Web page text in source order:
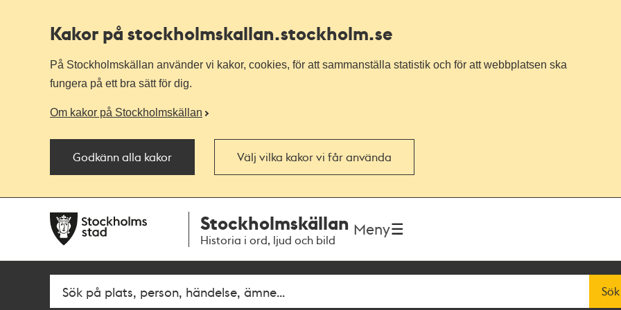
Kakor på stockholmskallan.stockholm.se
På Stockholmskällan använder vi kakor, cookies, för att sammanställa statistik och för att webbplatsen ska
fungera på ett bra sätt för dig.
Om kakor på Stockholmskällan
Godkänn alla kakor Välj vilka kakor vi får använda
navigationen
huvudinnehållet
Stockholmskällan
Historia i ord, ljud och bild
Meny
Fritextsök Sök